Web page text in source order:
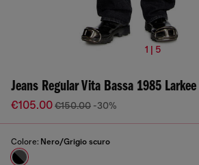
1 | 5
Jeans Regular Vita Bassa 1985 Larkee
€105.00€150.00 -30%
Colore: Nero/Grigio scuro